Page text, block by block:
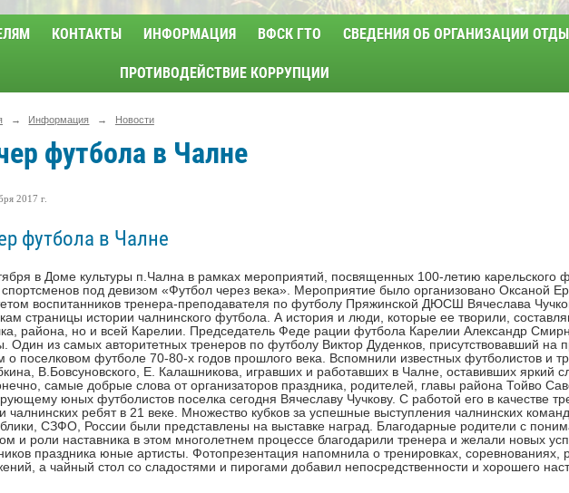
КОНТАКТЫ ИНФОРМАЦИЯ ВФСК ГТО СВЕДЕНИЯ ОБ ОРГАНИЗАЦИИ
ПРОТИВОДЕЙСТВИЕ КОРРУПЦИИ
→ Информация → Новости
футбола в Чалне
2017 г.
футбола в Чалне
в Доме культуры п.Чална в рамках мероприятий, посвященных 100-летию карельского
под девизом «Футбол через века». Мероприятие было организовано Оксаной
воспитанников тренера-преподавателя по футболу Пряжинской ДЮСШ Вячеслава
страницы истории чалнинского футбола. А история и люди, которые ее творили,
района, но и всей Карелии. Председатель Феде рации футбола Карелии Александр
Один из самых авторитетных тренеров по футболу Виктор Дуденков, присутствовавший на
о поселковом футболе 70-80-х годов прошлого века. Вспомнили известных футболистов и
В.Бовсуновского, Е. Калашникова, игравших и работавших в Чалне, оставивших яркий
самые добрые слова от организаторов праздника, родителей, главы района Тойво
юных футболистов поселка сегодня Вячеславу Чучкову. С работой его в качестве
чалнинских ребят в 21 веке. Множество кубков за успешные выступления чалнинских
СЗФО, России были представлены на выставке наград. Благодарные родители с
и роли наставника в этом многолетнем процессе благодарили тренера и желали новых
праздника юные артисты. Фотопрезентация напомнила о тренировках, соревнованиях,
а чайный стол со сладостями и пирогами добавил непосредственности и хорошего